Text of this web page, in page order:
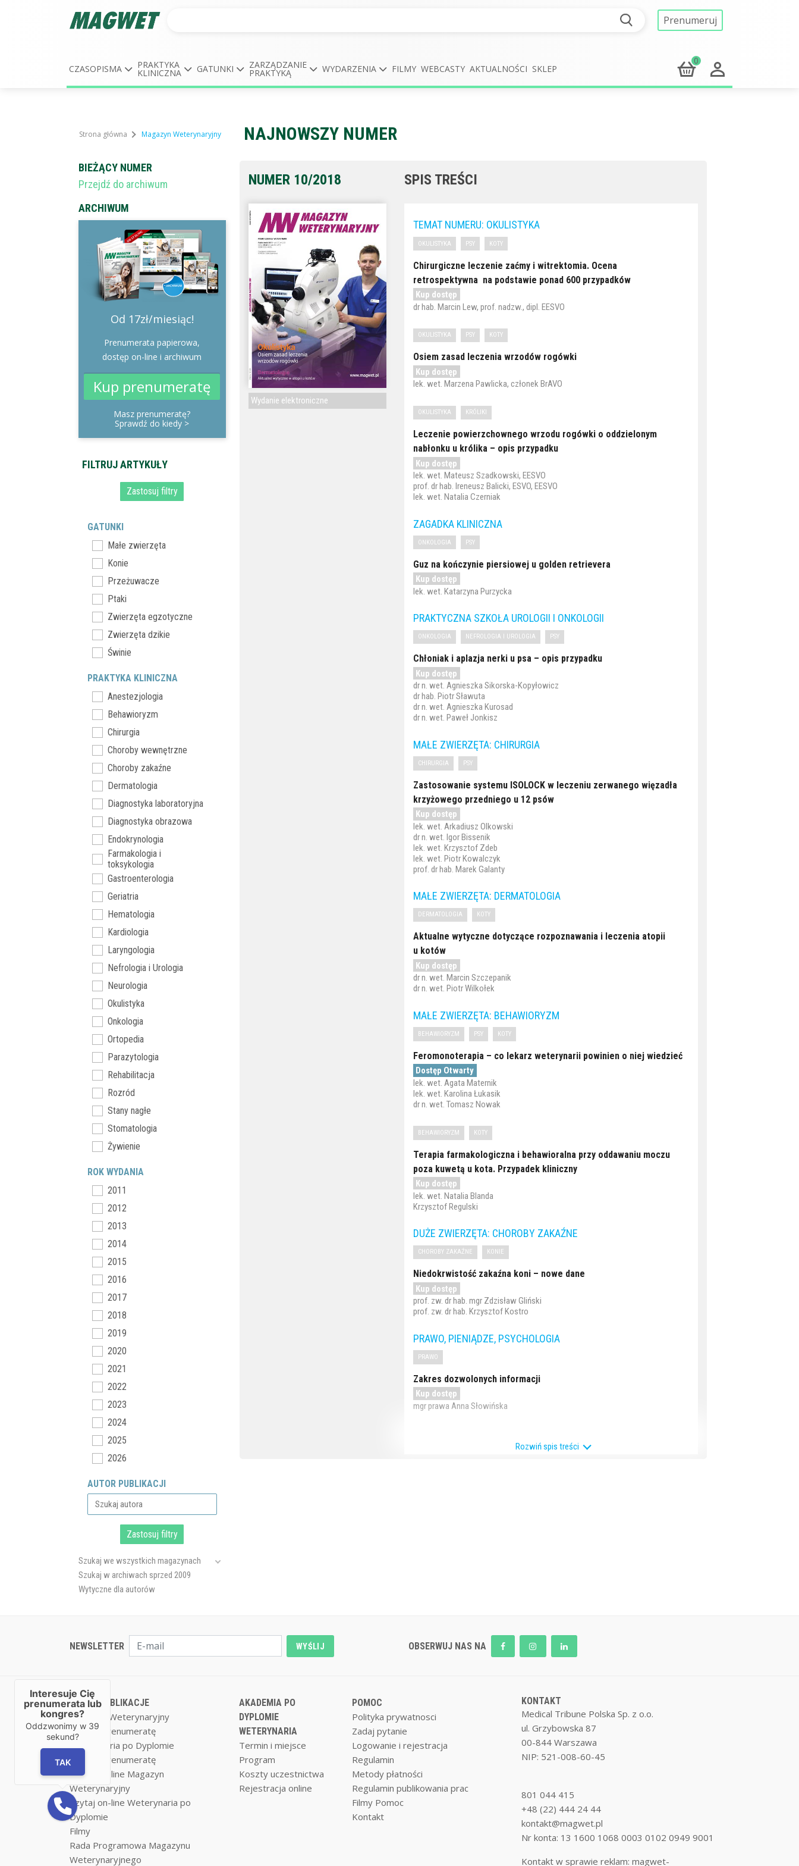
Prenumeruj
CZASOPISMA PRAKTYKA
KLINICZNA GATUNKI ZARZĄDZANIE
PRAKTYKĄ WYDARZENIA FILMY WEBCASTY AKTUALNOŚCI SKLEP
0
Strona główna Magazyn Weterynaryjny NAJNOWSZY NUMER
BIEŻĄCY NUMER
Przejdź do archiwum
ARCHIWUM
Od 17zł/miesiąc!
Prenumerata papierowa,
dostęp on-line i archiwum
Kup prenumeratę
Masz prenumeratę?
Sprawdź do kiedy >
GATUNKI
Małe zwierzęta
Konie
Przeżuwacze
Ptaki
Zwierzęta egzotyczne
Zwierzęta dzikie
Świnie
PRAKTYKA KLINICZNA
Anestezjologia
Behawioryzm
Chirurgia
Choroby wewnętrzne
Choroby zakaźne
Dermatologia
Diagnostyka laboratoryjna
Diagnostyka obrazowa
Endokrynologia
Farmakologia i
toksykologia
Gastroenterologia
Geriatria
Hematologia
Kardiologia
Laryngologia
Nefrologia i Urologia
Neurologia
Okulistyka
Onkologia
Ortopedia
Parazytologia
Rehabilitacja
Rozród
Stany nagłe
Stomatologia
Żywienie
ROK WYDANIA
2011
2012
2013
2014
2015
2016
2017
2018
2019
2020
2021
2022
2023
2024
2025
2026
AUTOR PUBLIKACJI
Szukaj we wszystkich magazynach
Szukaj w archiwach sprzed 2009
Wytyczne dla autorów
NUMER 10/2018
Wydanie elektroniczne
SPIS TREŚCI
TEMAT NUMERU: OKULISTYKA
OKULISTYKA PSY KOTY
Chirurgiczne leczenie zaćmy i witrektomia. Ocena
retrospektywna na podstawie ponad 600 przypadków
Kup dostęp
dr hab. Marcin Lew, prof. nadzw., dipl. EESVO
OKULISTYKA PSY KOTY
Osiem zasad leczenia wrzodów rogówki
Kup dostęp
lek. wet. Marzena Pawlicka, członek BrAVO
OKULISTYKA KRÓLIKI
Leczenie powierzchownego wrzodu rogówki o oddzielonym
nabłonku u królika – opis przypadku
Kup dostęp
lek. wet. Mateusz Szadkowski, EESVO
prof. dr hab. Ireneusz Balicki, ESVO, EESVO
lek. wet. Natalia Czerniak
ZAGADKA KLINICZNA
ONKOLOGIA PSY
Guz na kończynie piersiowej u golden retrievera
Kup dostęp
lek. wet. Katarzyna Purzycka
PRAKTYCZNA SZKOŁA UROLOGII I ONKOLOGII
ONKOLOGIA NEFROLOGIA I UROLOGIA PSY
Chłoniak i aplazja nerki u psa – opis przypadku
Kup dostęp
dr n. wet. Agnieszka Sikorska-Kopyłowicz
dr hab. Piotr Sławuta
dr n. wet. Agnieszka Kurosad
dr n. wet. Paweł Jonkisz
MAŁE ZWIERZĘTA: CHIRURGIA
CHIRURGIA PSY
Zastosowanie systemu ISOLOCK w leczeniu zerwanego więzadła
krzyżowego przedniego u 12 psów
Kup dostęp
lek. wet. Arkadiusz Olkowski
dr n. wet. Igor Bissenik
lek. wet. Krzysztof Zdeb
lek. wet. Piotr Kowalczyk
prof. dr hab. Marek Galanty
MAŁE ZWIERZĘTA: DERMATOLOGIA
DERMATOLOGIA KOTY
Aktualne wytyczne dotyczące rozpoznawania i leczenia atopii
u kotów
Kup dostęp
dr n. wet. Marcin Szczepanik
dr n. wet. Piotr Wilkołek
MAŁE ZWIERZĘTA: BEHAWIORYZM
BEHAWIORYZM PSY KOTY
Feromonoterapia – co lekarz weterynarii powinien o niej wiedzieć
Dostęp Otwarty
lek. wet. Agata Maternik
lek. wet. Karolina Łukasik
dr n. wet. Tomasz Nowak
BEHAWIORYZM KOTY
Terapia farmakologiczna i behawioralna przy oddawaniu moczu
poza kuwetą u kota. Przypadek kliniczny
Kup dostęp
lek. wet. Natalia Blanda
Krzysztof Regulski
DUŻE ZWIERZĘTA: CHOROBY ZAKAŹNE
CHOROBY ZAKAŹNE KONIE
Niedokrwistość zakaźna koni – nowe dane
Kup dostęp
prof. zw. dr hab. mgr Zdzisław Gliński
prof. zw. dr hab. Krzysztof Kostro
PRAWO, PIENIĄDZE, PSYCHOLOGIA
PRAWO
Zakres dozwolonych informacji
Kup dostęp
mgr prawa Anna Słowińska
Rozwiń spis treści
NEWSLETTER WYŚLIJ OBSERWUJ NAS NA
NASZE PUBLIKACJE
Magazyn Weterynaryjny
Zamów prenumeratę
Weterynaria po Dyplomie
Zamów prenumeratę
Czytaj on-line Magazyn
Weterynaryjny
Czytaj on-line Weterynaria po
Dyplomie
Filmy
Rada Programowa Magazynu
Weterynaryjnego
AKADEMIA PO
DYPLOMIE
WETERYNARIA
Termin i miejsce
Program
Koszty uczestnictwa
Rejestracja online
POMOC
Polityka prywatnosci
Zadaj pytanie
Logowanie i rejestracja
Regulamin
Metody płatności
Regulamin publikowania prac
Filmy Pomoc
Kontakt
KONTAKT
Medical Tribune Polska Sp. z o.o.
ul. Grzybowska 87
00-844 Warszawa
NIP: 521-008-60-45
801 044 415
+48 (22) 444 24 44
kontakt@magwet.pl
Nr konta: 13 1600 1068 0003 0102 0949 9001
Kontakt w sprawie reklam: magwet-
Interesuje Cię
prenumerata lub
kongres?
Oddzwonimy w 39
sekund?
TAK